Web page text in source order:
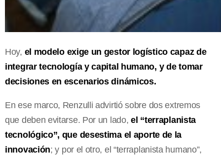
Hoy, el modelo exige un gestor logístico capaz de
integrar tecnología y capital humano, y de tomar
decisiones en escenarios dinámicos.
En ese marco, Renzulli advirtió sobre dos extremos
que deben evitarse. Por un lado,el “terraplanista
tecnológico”, que desestima el aporte de la
innovación; y por el otro, el “terraplanista humano”,